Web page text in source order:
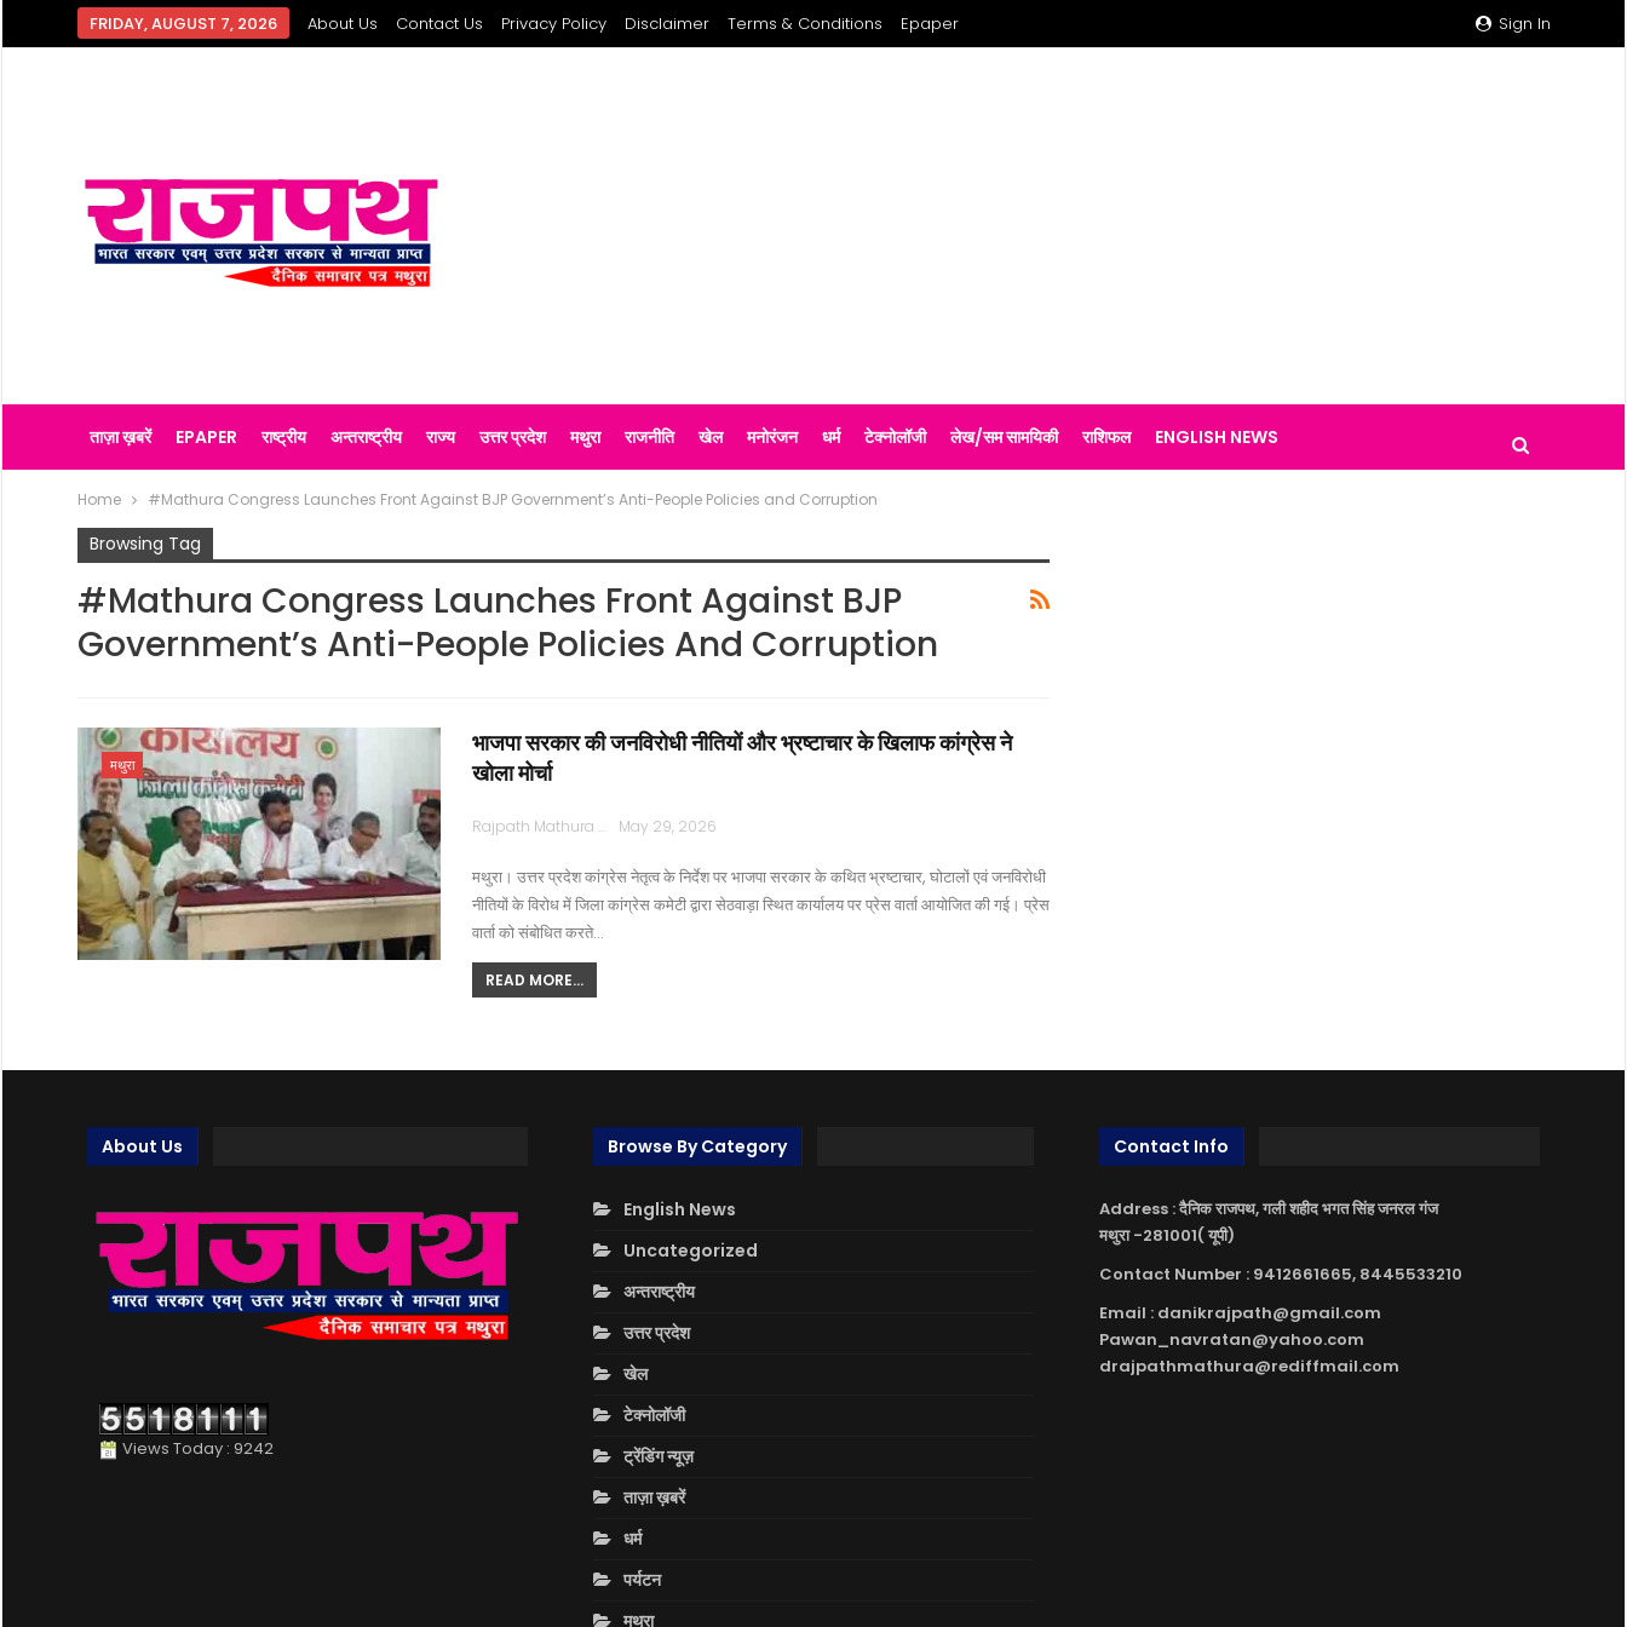
Sign In
FRIDAY, AUGUST 7, 2026 About Us Contact Us Privacy Policy Disclaimer Terms & Conditions Epaper
ताज़ा ख़बरें EPAPER राष्ट्रीय अन्तराष्ट्रीय राज्य उत्तर प्रदेश मथुरा राजनीति खेल मनोरंजन धर्म टेक्नोलॉजी लेख/सम सामयिकी राशिफल ENGLISH NEWS
Home #Mathura Congress Launches Front Against BJP Government’s Anti-People Policies and Corruption
Browsing Tag
#Mathura Congress Launches Front Against BJP
Government’s Anti-People Policies And Corruption
मथुरा
भाजपा सरकार की जनविरोधी नीतियों और भ्रष्टाचार के खिलाफ कांग्रेस ने
खोला मोर्चा
Rajpath Mathura May 29, 2026
मथुरा। उत्तर प्रदेश कांग्रेस नेतृत्व के निर्देश पर भाजपा सरकार के कथित भ्रष्टाचार, घोटालों एवं जनविरोधी
नीतियों के विरोध में जिला कांग्रेस कमेटी द्वारा सेठवाड़ा स्थित कार्यालय पर प्रेस वार्ता आयोजित की गई। प्रेस
वार्ता को संबोधित करते…
READ MORE...
About Us
Views Today : 9242
Browse By Category
English News
Uncategorized
अन्तराष्ट्रीय
उत्तर प्रदेश
खेल
टेक्नोलॉजी
ट्रेंडिंग न्यूज़
ताज़ा ख़बरें
धर्म
पर्यटन
मथुरा
Contact Info
Address : दैनिक राजपथ, गली शहीद भगत सिंह जनरल गंज
मथुरा -281001( यूपी)
Contact Number : 9412661665, 8445533210
Email : danikrajpath@gmail.com
Pawan_navratan@yahoo.com
drajpathmathura@rediffmail.com